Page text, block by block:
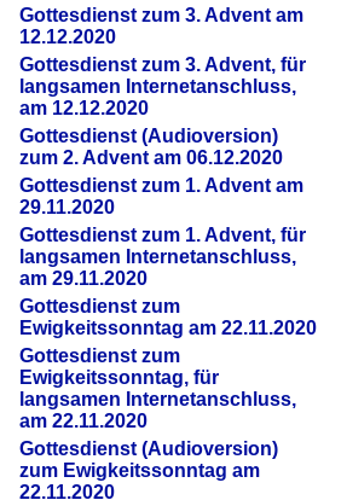
Gottesdienst zum 3. Advent am
12.12.2020
Gottesdienst zum 3. Advent, für
langsamen Internetanschluss,
am 12.12.2020
Gottesdienst (Audioversion)
zum 2. Advent am 06.12.2020
Gottesdienst zum 1. Advent am
29.11.2020
Gottesdienst zum 1. Advent, für
langsamen Internetanschluss,
am 29.11.2020
Gottesdienst zum
Ewigkeitssonntag am 22.11.2020
Gottesdienst zum
Ewigkeitssonntag, für
langsamen Internetanschluss,
am 22.11.2020
Gottesdienst (Audioversion)
zum Ewigkeitssonntag am
22.11.2020